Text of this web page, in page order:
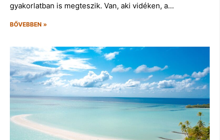
gyakorlatban is megteszik. Van, aki vidéken, a…
BŐVEBBEN »